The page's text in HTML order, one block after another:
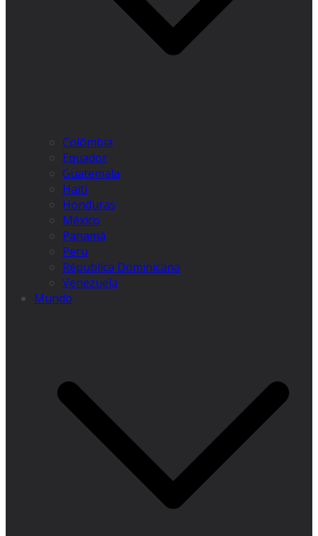
Colômbia
Equador
Guatemala
Haiti
Honduras
México
Panamá
Peru
Républica Dominicana
Venezuela
Mundo